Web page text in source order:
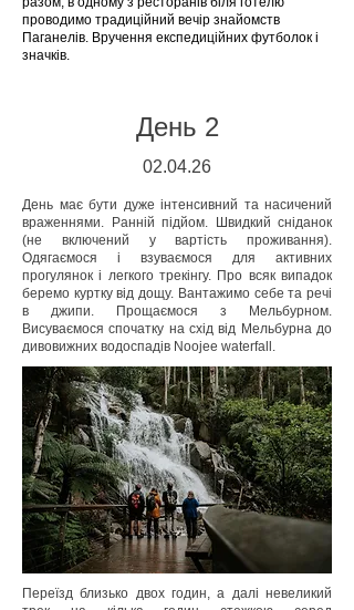
проводимо традиційний вечір знайомств
Паганелів. Вручення експедиційних футболок і
значків.
День 2
02.04.26
День має бути дуже інтенсивний та насичений
враженнями. Ранній підйом. Швидкий сніданок
(не включений у вартість проживання).
Одягаємося і взуваємося для активних
прогулянок і легкого трекінгу. Про всяк випадок
беремо куртку від дощу. Вантажимо себе та речі
в джипи. Прощаємося з Мельбурном.
Висуваємося спочатку на схід від Мельбурна до
дивовижних водоспадів Noojee waterfall.
Переїзд близько двох годин, а далі невеликий